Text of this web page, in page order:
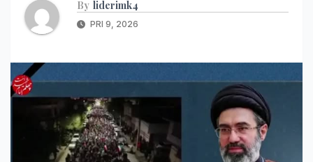
By liderimk4
PRI 9, 2026